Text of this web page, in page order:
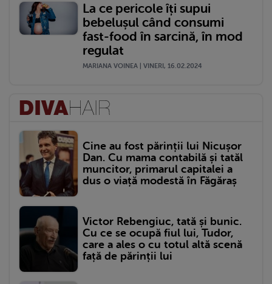
La ce pericole îți supui
bebelușul când consumi
fast-food în sarcină, în mod
regulat
MARIANA VOINEA | VINERI, 16.02.2024
Cine au fost părinții lui Nicușor
Dan. Cu mama contabilă și tatăl
muncitor, primarul capitalei a
dus o viață modestă în Făgăraș
Victor Rebengiuc, tată și bunic.
Cu ce se ocupă fiul lui, Tudor,
care a ales o cu totul altă scenă
față de părinții lui